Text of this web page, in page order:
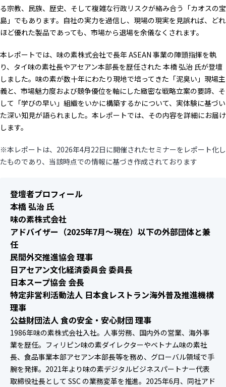
る宗教、民族、歴史、そして複雑な行政リスクが絡み合う「カオスの宝
島」でもあります。自社の実力を過信し、現場の現実を見誤れば、どれ
ほど優れた製品であっても、市場から退場を余儀なくされます。
本レポートでは、味の素株式会社で長年 ASEAN 事業の陣頭指揮を執
り、タイ味の素社長やアセアン本部長を歴任された 本橋 弘治 氏が登壇
しました。味の素が数十年にわたり現地で培ってきた「泥臭い」現場主
義と、市場魅力度および競争優位を軸にした緻密な戦略立案の要諦、そ
して「学びの早い」組織をいかに構築するかについて、実体験に基づい
た深い知見が語られました。本レポートでは、その内容を詳細にお届け
します。
※本レポートは、2026年4月22日に開催されたセミナーをレポート化し
たものであり、当該時点での情報に基づき作成されております
登壇者プロフィール
本橋 弘治⽒
味の素株式会社
アドバイザー（2025年7月～現在）以下の外部団体と兼
任
民間外交推進協会 理事
日アセアン文化経済委員会 委員長
日本スープ協会 会長
特定非営利活動法人 日本食レストラン海外普及推進機構
理事
公益財団法人 食の安全・安心財団 理事
1986年味の素株式会社入社。人事労務、国内外の営業、海外事
業を歴任。フィリピン味の素ダイレクターやベトナム味の素社
長、食品事業本部アセアン本部長等を務め、グローバル領域で手
腕を発揮。2021年より味の素デジタルビジネスパートナー代表
取締役社長として SSC の業務変革を推進。2025年6月、同社アド